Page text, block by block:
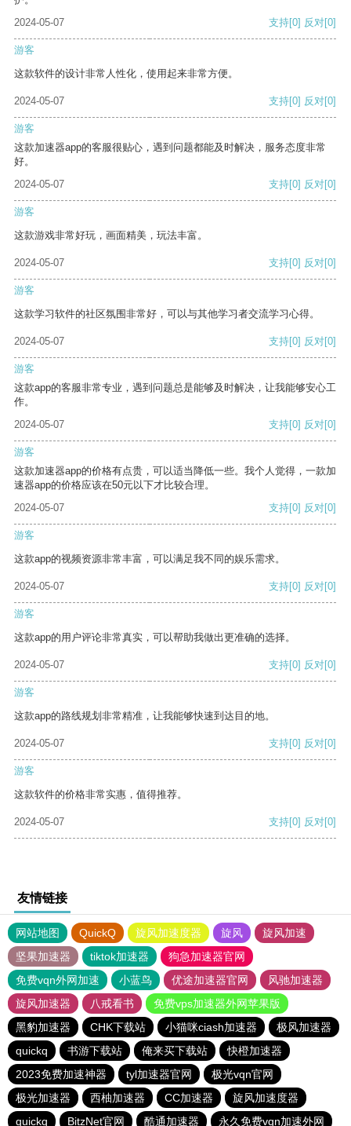
2024-05-07
支持[0] 反对[0]
游客
这款软件的设计非常人性化，使用起来非常方便。
2024-05-07 支持[0] 反对[0]
游客
这款加速器app的客服很贴心，遇到问题都能及时解决，服务态度非常
好。
2024-05-07
支持[0] 反对[0]
游客
这款游戏非常好玩，画面精美，玩法丰富。
2024-05-07 支持[0] 反对[0]
游客
这款学习软件的社区氛围非常好，可以与其他学习者交流学习心得。
2024-05-07 支持[0] 反对[0]
游客
这款app的客服非常专业，遇到问题总是能够及时解决，让我能够安心工
作。
2024-05-07
支持[0] 反对[0]
游客
这款加速器app的价格有点贵，可以适当降低一些。我个人觉得，一款加
速器app的价格应该在50元以下才比较合理。
2024-05-07
支持[0] 反对[0]
游客
这款app的视频资源非常丰富，可以满足我不同的娱乐需求。
2024-05-07 支持[0] 反对[0]
游客
这款app的用户评论非常真实，可以帮助我做出更准确的选择。
2024-05-07 支持[0] 反对[0]
游客
这款app的路线规划非常精准，让我能够快速到达目的地。
2024-05-07 支持[0] 反对[0]
游客
这款软件的价格非常实惠，值得推荐。
2024-05-07 支持[0] 反对[0]
友情链接
网站地图 QuickQ 旋风加速度器 旋风
旋风加速
坚果加速器
tiktok加速器
狗急加速器官网
免费vqn外网加速
小蓝鸟 优途加速器官网
风驰加速器
旋风加速器
八戒看书
免费vps加速器外网苹果版
黑豹加速器
CHK下载站 小猫咪ciash加速器
极风加速器
quickq
书游下载站 俺来买下载站
快橙加速器
2023免费加速神器
tyl加速器官网
极光vqn官网
极光加速器
西柚加速器 CC加速器
旋风加速度器
quickq
BitzNet官网 酷通加速器 永久免费vqn加速外网